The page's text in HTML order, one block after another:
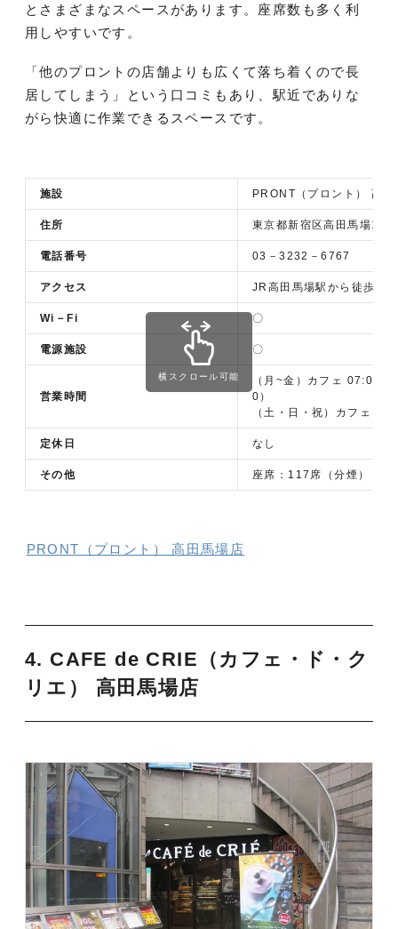
とさまざまなスペースがあります。座席数も多く利
用しやすいです。
「他のプロントの店舗よりも広くて落ち着くので長
居してしまう」という口コミもあり、駅近でありな
がら快適に作業できるスペースです。
施設 PRONT（プロント） 高田
住所 東京都新宿区高田馬場1
電話番号 03－3232－6767
アクセス JR高田馬場駅から徒歩2分
Wi－Fi 〇
電源施設 〇
営業時間
（月~金）カフェ 07:00
0）
（土・日・祝）カフェ
定休日 なし
その他 座席：117席（分煙）
横スクロール可能
PRONT（プロント） 高田馬場店
4. CAFE de CRIE（カフェ・ド・ク
リエ） 高田馬場店